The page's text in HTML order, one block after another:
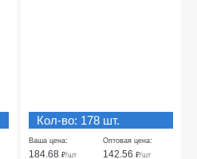
Кол-во: 178 шт.
Ваша цена:
184.68 ₽/шт
Оптовая цена:
142.56 ₽/шт